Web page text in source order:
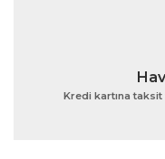
Kredi kartına